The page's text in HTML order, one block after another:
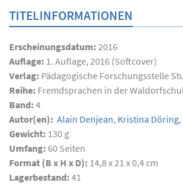
TITELINFORMATIONEN
Erscheinungsdatum: 2016
Auflage: 1. Auflage, 2016 (Softcover)
Verlag: Pädagogische Forschungsstelle
Reihe: Fremdsprachen in der
Band: 4
Autor(en): Alain Denjean, Kristina Döring,
Gewicht: 130 g
Umfang: 60 Seiten
Format (B x H x D): 14,8 x 21 x 0,4 cm
Lagerbestand: 41